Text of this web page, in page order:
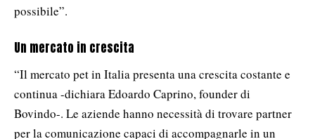
possibile”.
Un mercato in crescita
“Il mercato pet in Italia presenta una crescita costante e
continua -dichiara Edoardo Caprino, founder di
Bovindo-. Le aziende hanno necessità di trovare partner
per la comunicazione capaci di accompagnarle in un